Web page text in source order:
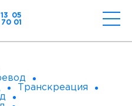
05
01
Транскреация